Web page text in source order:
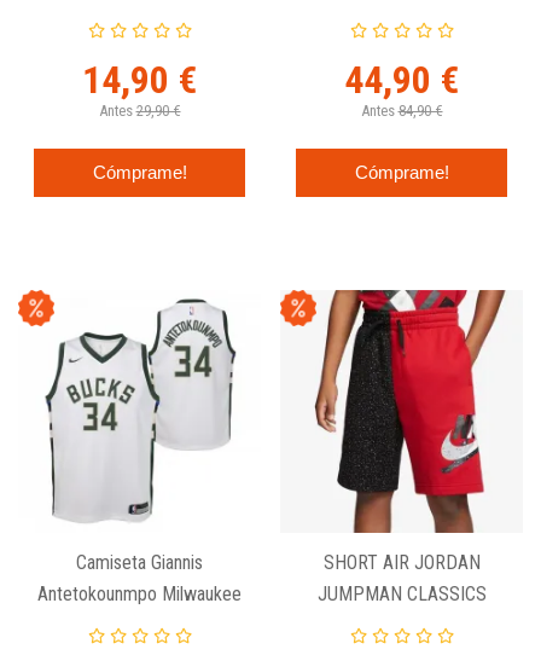
Dry Tee
14,90 €
Antes 29,90 €
Cómprame!
Bucks City Edition - Nike
44,90 €
Antes 84,90 €
Cómprame!
Camiseta Giannis
Antetokounmpo Milwaukee
Bucks Nike Swingman
SHORT AIR JORDAN
JUMPMAN CLASSICS
JUNIOR